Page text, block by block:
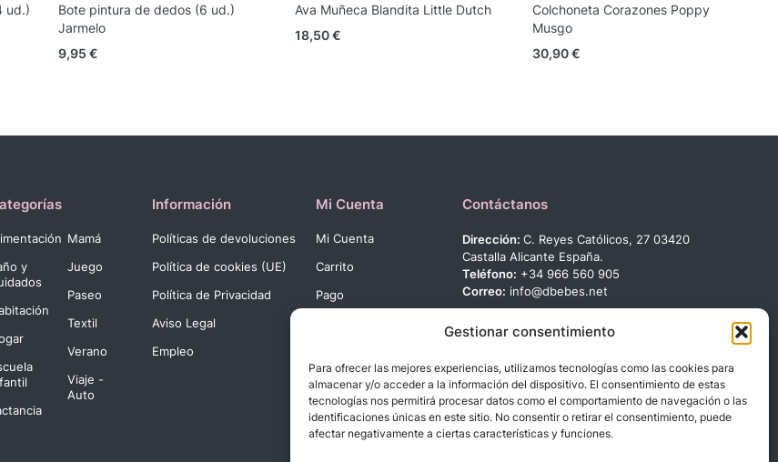
Gestionar consentimiento
Para ofrecer las mejores experiencias, utilizamos tecnologías como las cookies para
almacenar y/o acceder a la información del dispositivo. El consentimiento de estas
tecnologías nos permitirá procesar datos como el comportamiento de navegación o las
identificaciones únicas en este sitio. No consentir o retirar el consentimiento, puede
afectar negativamente a ciertas características y funciones.
ud.)
Bote pintura de dedos (6 ud.)
Jarmelo
9,95 €
Ava Muñeca Blandita Little Dutch
18,50€
Colchoneta Corazones Poppy
Musgo
30,90€
y
Mamá
Juego
Paseo
Textil
Verano
Viaje -
Auto
Información
Políticas de devoluciones
Política de cookies (UE)
Política de Privacidad
Aviso Legal
Empleo
Mi Cuenta
Mi Cuenta
Carrito
Pago
Contáctanos
Dirección:C. Reyes Católicos, 27 03420
Castalla Alicante España.
Teléfono: +34 966 560 905
Correo: info@dbebes.net
Síguenos en las redes sociales